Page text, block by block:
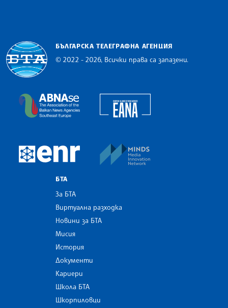
БЪЛГАРСКА ТЕЛЕГРАФНА АГЕНЦИЯ
© 2022 - 2026, Всички права са запазени.
The Assocoation of the Balkan News Agencies
European Newsroom
БТА
За БТА
Виртуална разходка
Новини за БТА
Мисия
История
Документи
Кариери
Школа БТА
Шкорпиловци